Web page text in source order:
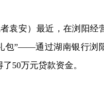
袁安）最近，在浏阳经
包”——通过湖南银行浏
50万元贷款资金。